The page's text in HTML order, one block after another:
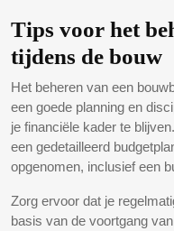
Tips voor het
tijdens de bouw
Het beheren van een
een goede planning en
je financiële kader te
een gedetailleerd
opgenomen, inclusief een
Zorg ervoor dat je
basis van de voortgang